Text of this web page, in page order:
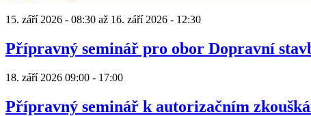
15. září 2026 - 08:30 až 16. září 2026 - 12:30
Přípravný seminář pro obor Dopravní
18. září 2026 09:00 - 17:00
Přípravný seminář k autorizačním